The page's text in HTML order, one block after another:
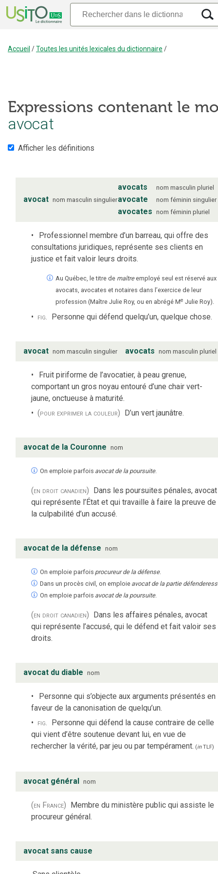
Accueil /Toutes les unités lexicales du dictionnaire /
Expressions contenant le
avocat
Afficher les définitions
avocat nom masculin singulier
avocats nom masculin pluriel
avocate nom féminin singulier
avocates nom féminin pluriel
Professionnel membre d’un barreau, qui offre des
consultations juridiques, représente ses clients en
justice et fait valoir leurs droits.
Au Québec, le titre de maître employé seul est réservé aux
avocats, avocates et notaires dans l’exercice de leur
profession (Maître Julie Roy, ou en abrégé Me Julie Roy).
fig. Personne qui défend quelqu’un, quelque chose.
avocat nom masculin singulier avocats nom masculin pluriel
Fruit piriforme de l’avocatier, à peau grenue,
comportant un gros noyau entouré d’une chair vert-
jaune, onctueuse à maturité.
(pour exprimer la couleur) D’un vert jaunâtre.
avocat de la Couronne nom
On emploie parfois avocat de la poursuite.
(en droit canadien) Dans les poursuites pénales, avocat
qui représente l’État et qui travaille à faire la preuve de
la culpabilité d’un accusé.
avocat de la défense nom
On emploie parfois procureur de la défense.
Dans un procès civil, on emploie avocat de la partie
On emploie parfois avocat de la poursuite.
(en droit canadien) Dans les affaires pénales, avocat
qui représente l’accusé, qui le défend et fait valoir ses
droits.
avocat du diable nom
Personne qui s’objecte aux arguments présentés en
faveur de la canonisation de quelqu’un.
fig. Personne qui défend la cause contraire de celle
qui vient d’être soutenue devant lui, en vue de
rechercher la vérité, par jeu ou par tempérament. (inTLF)
avocat général nom
(en France) Membre du ministère public qui assiste le
procureur général.
avocat sans cause